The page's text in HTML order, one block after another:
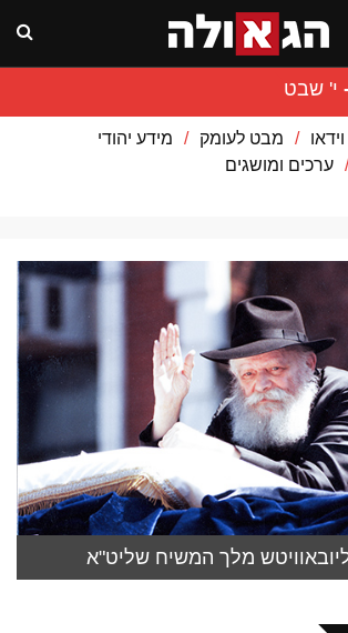
י' שבט
וידאו מבט לעומק
מידע יהודי
ערכים ומושגים
מלך המשיח שליט"א